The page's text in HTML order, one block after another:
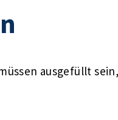
ausgefüllt